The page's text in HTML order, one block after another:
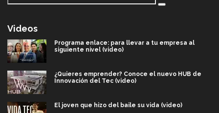
Videos
Programa enlace: para llevar a tu empresa al
siguiente nivel (video)
¿Quieres emprender? Conoce el nuevo HUB de
Innovación del Tec (video)
El joven que hizo del baile su vida (video)